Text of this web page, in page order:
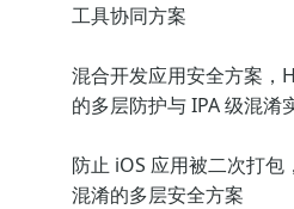
工具协同方案
混合开发应用安全方案
的多层防护与 IPA 级混淆
防止 iOS 应用被二次打包
混淆的多层安全方案